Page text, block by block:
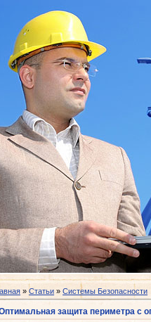
»Статьи »Системы Безопасности
защита периметра с